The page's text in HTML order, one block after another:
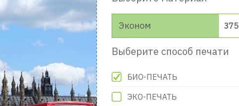
Эконом 375
Выберите способ печати
БИО-ПЕЧАТЬ
ЭКО-ПЕЧАТЬ